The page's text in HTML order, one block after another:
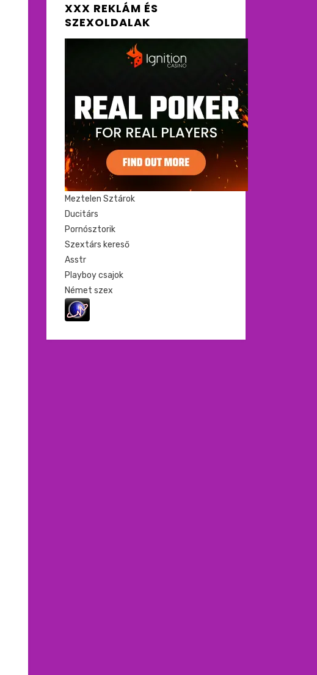
XXX REKLÁM ÉS
SZEXOLDALAK
Meztelen Sztárok
Ducitárs
Pornósztorik
Szextárs kereső
Asstr
Playboy csajok
Német szex